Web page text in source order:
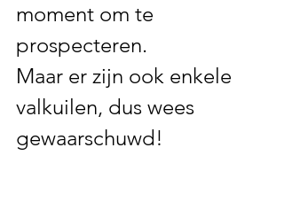
moment om te
prospecteren.
Maar er zijn ook enkele
valkuilen, dus wees
gewaarschuwd!